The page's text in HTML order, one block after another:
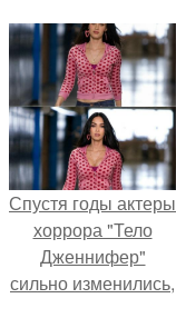
Спустя годы актеры
хоррора "Тело
Дженнифер"
сильно изменились,